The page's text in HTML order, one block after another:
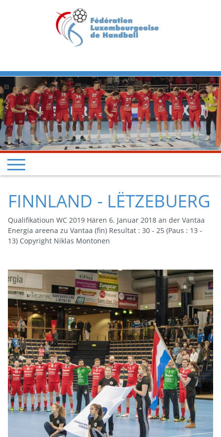
Previous Next
FINNLAND - LËTZEBUERG
Qualifikatioun WC 2019 Hären 6. Januar 2018 an der Vantaa
Energia areena zu Vantaa (fin) Resultat : 30 - 25 (Paus : 13 -
13) Copyright Niklas Montonen